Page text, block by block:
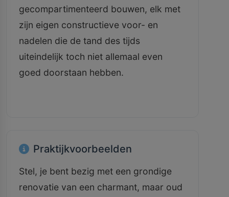
gecompartimenteerd bouwen, elk met
zijn eigen constructieve voor- en
nadelen die de tand des tijds
uiteindelijk toch niet allemaal even
goed doorstaan hebben.
Praktijkvoorbeelden
Stel, je bent bezig met een grondige
renovatie van een charmant, maar oud